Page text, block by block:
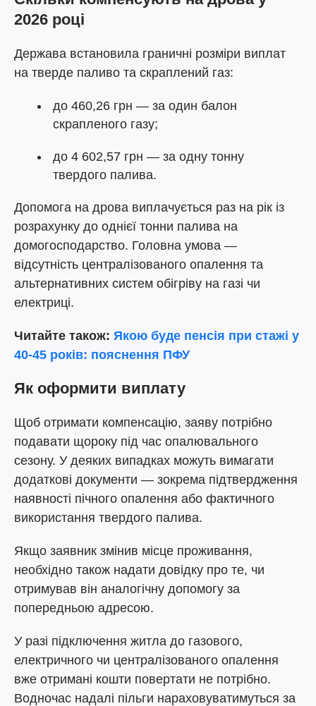
2026 році
Держава встановила граничні розміри виплат
на тверде паливо та скраплений газ:
до 460,26 грн — за один балон
скрапленого газу;
до 4 602,57 грн — за одну тонну
твердого палива.
Допомога на дрова виплачується раз на рік із
розрахунку до однієї тонни палива на
домогосподарство. Головна умова —
відсутність централізованого опалення та
альтернативних систем обігріву на газі чи
електриці.
Читайте також: Якою буде пенсія при стажі у
40-45 років: пояснення ПФУ
Як оформити виплату
Щоб отримати компенсацію, заяву потрібно
подавати щороку під час опалювального
сезону. У деяких випадках можуть вимагати
додаткові документи — зокрема підтвердження
наявності пічного опалення або фактичного
використання твердого палива.
Якщо заявник змінив місце проживання,
необхідно також надати довідку про те, чи
отримував він аналогічну допомогу за
попередньою адресою.
У разі підключення житла до газового,
електричного чи централізованого опалення
вже отримані кошти повертати не потрібно.
Водночас надалі пільги нараховуватимуться за